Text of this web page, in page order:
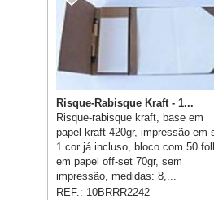
Risque-Rabisque Kraft - 1...
Risque-rabisque kraft, base em
papel kraft 420gr, impressão em
1 cor já incluso, bloco com 50
em papel off-set 70gr, sem
impressão, medidas: 8,...
REF.: 10BRRR2242